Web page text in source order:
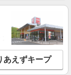
田市・館林市・藤
あえずキープ